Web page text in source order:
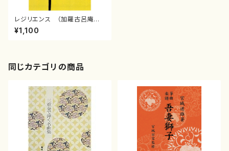
レジリエンス （加羅古呂庵一
泉/楽譜）
¥1,100
同じカテゴリの商品